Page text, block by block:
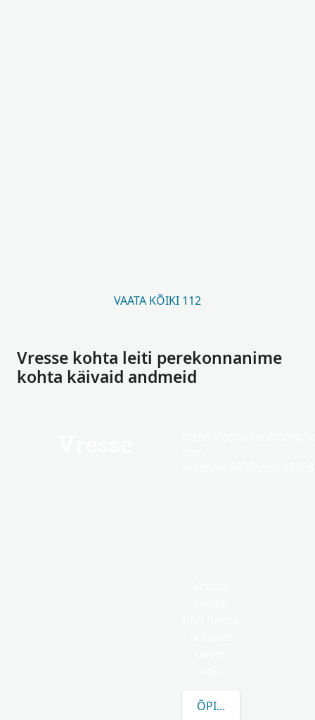
VAATA KÕIKI 112
Vresse kohta leiti perekonnanime
kohta käivaid andmeid
ÕPI ROHKEM VRESSE